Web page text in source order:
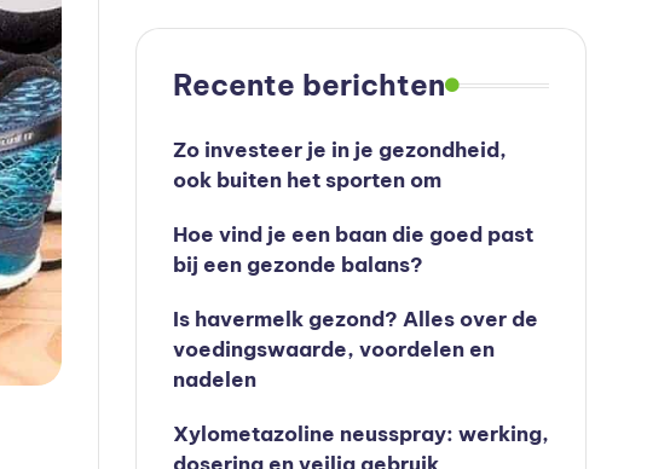
Recente berichten
Zo investeer je in je gezondheid,
ook buiten het sporten om
Hoe vind je een baan die goed past
bij een gezonde balans?
Is havermelk gezond? Alles over de
voedingswaarde, voordelen en
nadelen
Xylometazoline neusspray: werking,